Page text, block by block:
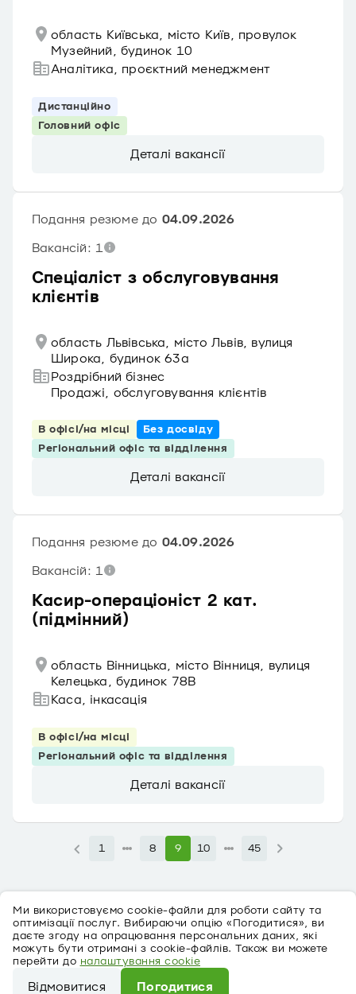
Ми використовуємо cookie-файли для роботи сайту та
оптимізації послуг. Вибираючи опцію «Погодитися», ви
даєте згоду на опрацювання персональних даних, які
можуть бути отримані з cookie-файлів. Також ви можете
перейти до налаштування cookie
Відмовитися Погодитися
область Київська, місто Київ, провулок
Музейний, будинок 10
Аналітика, проєктний менеджмент
Дистанційно
Головний офіс
Деталі вакансії
Спеціаліст з обслуговування
клієнтів
Подання резюме до 04.09.2026
Вакансій: 1
область Львівська, місто Львів, вулиця
Широка, будинок 63а
Роздрібний бізнес
Продажі, обслуговування клієнтів
В офісі/на місці
Без досвіду
Регіональний офіс та відділення
Деталі вакансії
Касир-операціоніст 2 кат.
(підмінний)
Подання резюме до 04.09.2026
Вакансій: 1
область Вінницька, місто Вінниця, вулиця
Келецька, будинок 78В
Каса, інкасація
В офісі/на місці
Регіональний офіс та відділення
Деталі вакансії
1 8 9 10 45